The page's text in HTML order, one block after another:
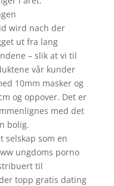
wird nach der
ut fra lang
– slik at vi til
vår kunder
10mm masker og
og oppover. Det er
med det
bolig.
selskap som en
ungdoms porno
til
topp gratis dating